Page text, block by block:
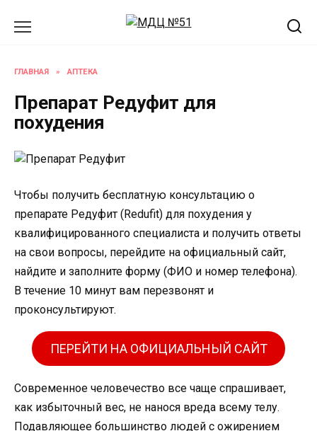
ГЛАВНАЯ » АПТЕКА
Препарат Редуфит для
похудения
Чтобы получить бесплатную консультацию о
препарате Редуфит (Redufit) для похудения у
квалифицированного специалиста и получить ответы
на свои вопросы, перейдите на официальный сайт,
найдите и заполните форму (ФИО и номер телефона).
В течение 10 минут вам перезвонят и
проконсультируют.
ПЕРЕЙТИ НА ОФИЦИАЛЬНЫЙ САЙТ
Современное человечество все чаще спрашивает,
как избыточный вес, не нанося вреда всему телу.
Подавляющее большинство людей с ожирением